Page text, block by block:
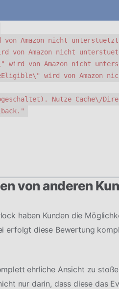
Amazon nicht unterstuetzt
Amazon nicht
von Amazon nicht
wird von Amazon
Nutze Cache\/
von anderen
haben Kunden die
erfolgt diese Bewertung
ehrliche Ansicht zu
nur darin, dass diese das